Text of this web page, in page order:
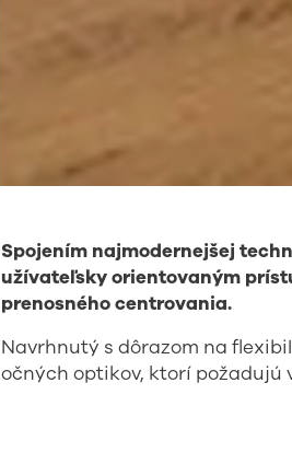
Spojením najmodernejšej
užívateľsky orientovaným
prenosného centrovania.
Navrhnutý s dôrazom na
očných optikov, ktorí požadujú